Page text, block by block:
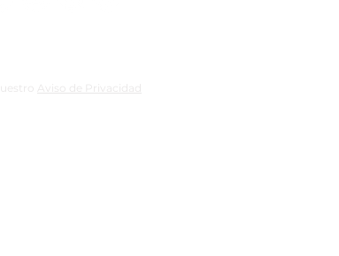
Aviso de Privacidad